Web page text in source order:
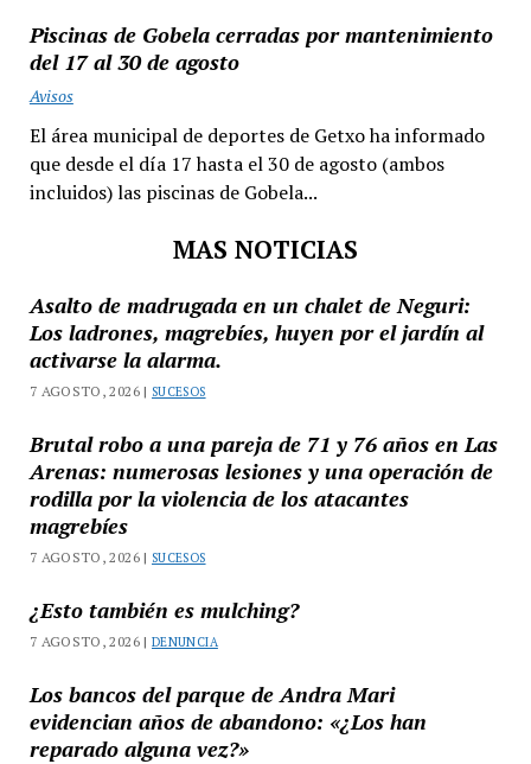
Piscinas de Gobela cerradas por mantenimiento
del 17 al 30 de agosto
Avisos
El área municipal de deportes de Getxo ha informado
que desde el día 17 hasta el 30 de agosto (ambos
incluidos) las piscinas de Gobela...
MAS NOTICIAS
Asalto de madrugada en un chalet de Neguri:
Los ladrones, magrebíes, huyen por el jardín al
activarse la alarma.
7 AGOSTO, 2026 | SUCESOS
Brutal robo a una pareja de 71 y 76 años en Las
Arenas: numerosas lesiones y una operación de
rodilla por la violencia de los atacantes
magrebíes
7 AGOSTO, 2026 | SUCESOS
¿Esto también es mulching?
7 AGOSTO, 2026 |DENUNCIA
Los bancos del parque de Andra Mari
evidencian años de abandono: «¿Los han
reparado alguna vez?»